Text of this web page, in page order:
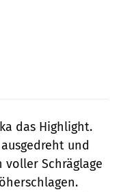
das Highlight.
und
Schräglage